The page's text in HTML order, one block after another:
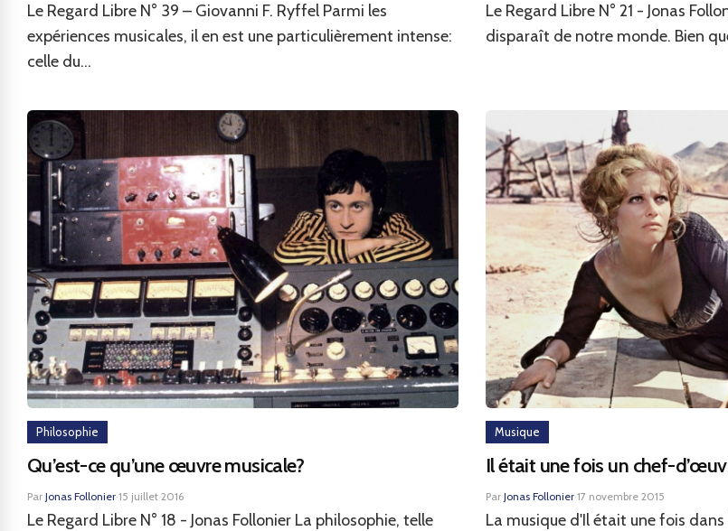
Le Regard Libre N° 39 – Giovanni F. Ryffel Parmi les
expériences musicales, il en est une particulièrement intense:
celle du...
Le Regard Libre N° 21 - Jonas
disparaît de notre monde. Bien
Philosophie
Qu’est-ce qu’une œuvre musicale?
Par Jonas Follonier·15 juillet 2016
Le Regard Libre N° 18 - Jonas Follonier La philosophie, telle
Musique
Il était une fois un chef-
Par Jonas Follonier·17 novembre 2015
La musique d'Il était une fois dans